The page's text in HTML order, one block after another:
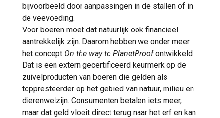
bijvoorbeeld door aanpassingen in de stallen of in
de veevoeding.
Voor boeren moet dat natuurlijk ook financieel
aantrekkelijk zijn. Daarom hebben we onder meer
het concept On the way to PlanetProofontwikkeld.
Dat is een extern gecertificeerd keurmerk op de
zuivelproducten van boeren die gelden als
toppresteerder op het gebied van natuur, milieu en
dierenwelzijn. Consumenten betalen iets meer,
maar dat geld vloeit direct terug naar het erf en kan